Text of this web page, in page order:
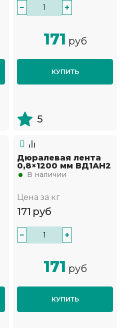
− +
171 руб
КУПИТЬ
5
Дюралевая лента
0,8×1200 мм ВД1АН2
В наличии
Цена за кг
171 руб
− +
171 руб
КУПИТЬ